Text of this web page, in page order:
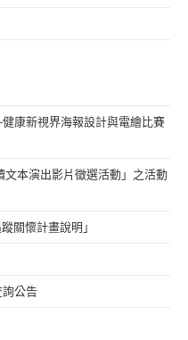
康新視界海報設計與電繪比賽
本演出影片徵選活動」之活動
關懷計畫說明」
公告